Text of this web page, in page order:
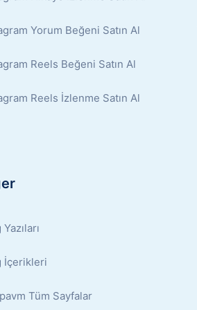
Yorum Beğeni Satın Al
Reels Beğeni Satın Al
Reels İzlenme Satın Al
İçerikleri
Tüm Sayfalar